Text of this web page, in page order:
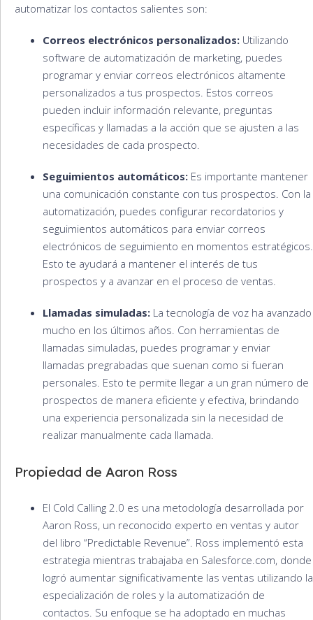
automatizar los contactos salientes son:
Correos electrónicos personalizados: Utilizando
software de automatización de marketing, puedes
programar y enviar correos electrónicos altamente
personalizados a tus prospectos. Estos correos
pueden incluir información relevante, preguntas
específicas y llamadas a la acción que se ajusten a las
necesidades de cada prospecto.
Seguimientos automáticos: Es importante mantener
una comunicación constante con tus prospectos. Con la
automatización, puedes configurar recordatorios y
seguimientos automáticos para enviar correos
electrónicos de seguimiento en momentos estratégicos.
Esto te ayudará a mantener el interés de tus
prospectos y a avanzar en el proceso de ventas.
Llamadas simuladas: La tecnología de voz ha avanzado
mucho en los últimos años. Con herramientas de
llamadas simuladas, puedes programar y enviar
llamadas pregrabadas que suenan como si fueran
personales. Esto te permite llegar a un gran número de
prospectos de manera eficiente y efectiva, brindando
una experiencia personalizada sin la necesidad de
realizar manualmente cada llamada.
Propiedad de Aaron Ross
El Cold Calling 2.0 es una metodología desarrollada por
Aaron Ross, un reconocido experto en ventas y autor
del libro “Predictable Revenue”. Ross implementó esta
estrategia mientras trabajaba en Salesforce.com, donde
logró aumentar significativamente las ventas utilizando la
especialización de roles y la automatización de
contactos. Su enfoque se ha adoptado en muchas